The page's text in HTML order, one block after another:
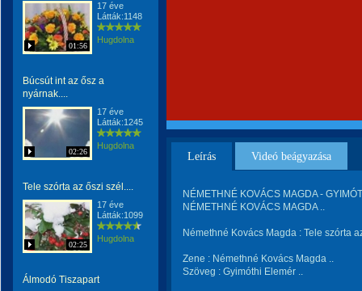
01:56
17 éve
Látták:1148
Hugdolna
Búcsút int az ősz a
nyárnak....
02:26
17 éve
Látták:1245
Hugdolna
Tele szórta az őszi szél....
02:25
17 éve
Látták:1099
Hugdolna
Álmodó Tiszapart
Leírás Videó beágyazása
NÉMETHNÉ KOVÁCS MAGDA -
NÉMETHNÉ KOVÁCS MAGDA ..
Némethné Kovács Magda : Tele szórta
Zene : Némethné Kovács Magda ..
Szöveg : Gyimóthi Elemér ..